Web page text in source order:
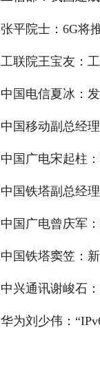
张平院士：6G将
工联院王宝友：
中国电信夏冰：
中国移动副总经
中国广电宋起柱
中国铁塔副总经
中国广电曾庆军
中国铁塔窦笠：
中兴通讯谢峻石
华为刘少伟：